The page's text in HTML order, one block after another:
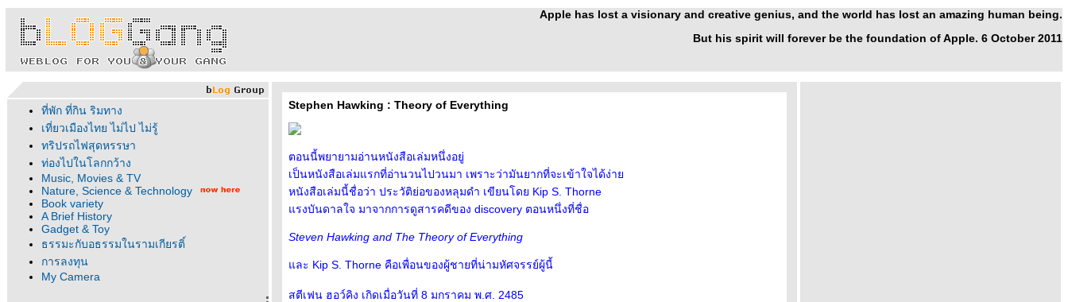
Apple has lost a visionary and creative genius, and the world has lost an amazing human being.
But his spirit will forever be the foundation of Apple. 6 October 2011
ที่พัก ที่กิน ริมทาง
เที่ยวเมืองไทย ไม่ไป ไม่รู้
ทริปรถไฟสุดหรรษา
ท่องไปในโลกกว้าง
Music, Movies & TV
Nature, Science & Technology
Book variety
A Brief History
Gadget & Toy
ธรรมะกับอธรรมในรามเกียรติ์
การลงทุน
My Camera
Stephen Hawking : Theory of Everything
ตอนนี้พยายามอ่านหนังสือเล่มหนึ่งอยู่
เป็นหนังสือเล่มแรกที่อ่านวนไปวนมา เพราะว่ามันยากที่จะเข้าใจได้ง่า
หนังสือเล่มนี้ชื่อว่า ประวัติย่อของหลุมดำ เขียนโดย Kip S. Thorne
รงบันดาลใจ มาจากการดูสารคดีของ discovery ตอนหนึ่งที่ชื่อ
Steven Hawking and The Theory of Everything
ละ Kip S. Thorne คือเพื่อนของผู้ชายที่น่ามหัศจรรย์ผู้นี้
สตีเฟน ฮอว์คิง เกิดเมื่อวันที่ 8 มกราคม พ.ศ. 2485